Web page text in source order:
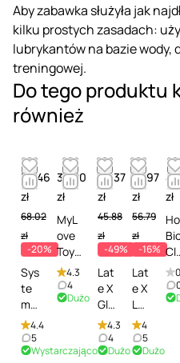
Aby zabawka służyła jak
kilku prostych zasadach:
lubrykantów na bazie wody,
treningowej.
Do tego produktu
również
54.46
zł
68.02
zł
-20%
Sys
te
m
JO
Mis
tin
4.4
5
Wystarczająco
32.20
zł
MyL
ove
Toy
Clea
ner
Prof
-
4.3
4
Dużo
23.37
zł
45.88
zł
-49%
Lat
e X
Gla
nz
-
Spr
4.3
4
Dużo
47.97
zł
56.79
zł
-16%
Lat
e X
Lat
ex
Gla
nz-
4
5
Dużo
zł
ane
r
0